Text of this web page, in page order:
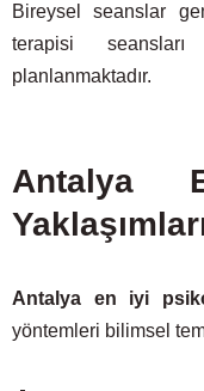
Bireysel seanslar
terapisi
planlanmaktadır.
Antalya
Antalya en iyi
yöntemleri bilimsel